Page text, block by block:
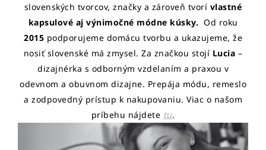
slovenských tvorcov, značky a zároveň tvorí vlastné
kapsulové aj výnimočné módne kúsky. Od roku
2015 podporujeme domácu tvorbu a ukazujeme, že
nosiť slovenské má zmysel. Za značkou stojí Lucia –
dizajnérka s odborným vzdelaním a praxou v
odevnom a obuvnom dizajne. Prepája módu, remeslo
a zodpovedný prístup k nakupovaniu. Viac o našom
príbehu nájdete tu.